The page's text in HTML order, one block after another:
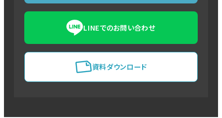
LINEでのお問い合わせ
資料ダウンロード